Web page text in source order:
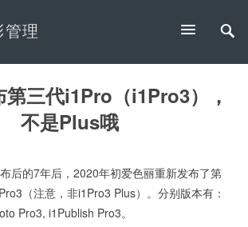
理
三代i1Pro（i1Pro3），
不是Plus哦
后的7年后，2020年初爱色丽重新发布了第
（注意，非i1Pro3 Plus）。分别版本有：
Pro3, i1Publish Pro3。